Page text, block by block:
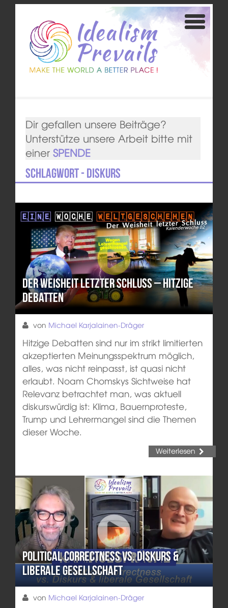
Dir gefallen unsere Beiträge?
Unterstütze unsere Arbeit bitte mit
einer SPENDE
Schlagwort - Diskurs
Der Weisheit letzter Schluss – Hitzige
Debatten
von Michael Karjalainen-Dräger
Hitzige Debatten sind nur im strikt limitierten
akzeptierten Meinungsspektrum möglich,
alles, was nicht reinpasst, ist quasi nicht
erlaubt. Noam Chomskys Sichtweise hat
Relevanz betrachtet man, was aktuell
diskurswürdig ist: Klima, Bauernproteste,
Trump und Lehrermangel sind die Themen
dieser Woche.
Weiterlesen
Political Correctness vs. Diskurs &
liberale Gesellschaft
von Michael Karjalainen-Dräger